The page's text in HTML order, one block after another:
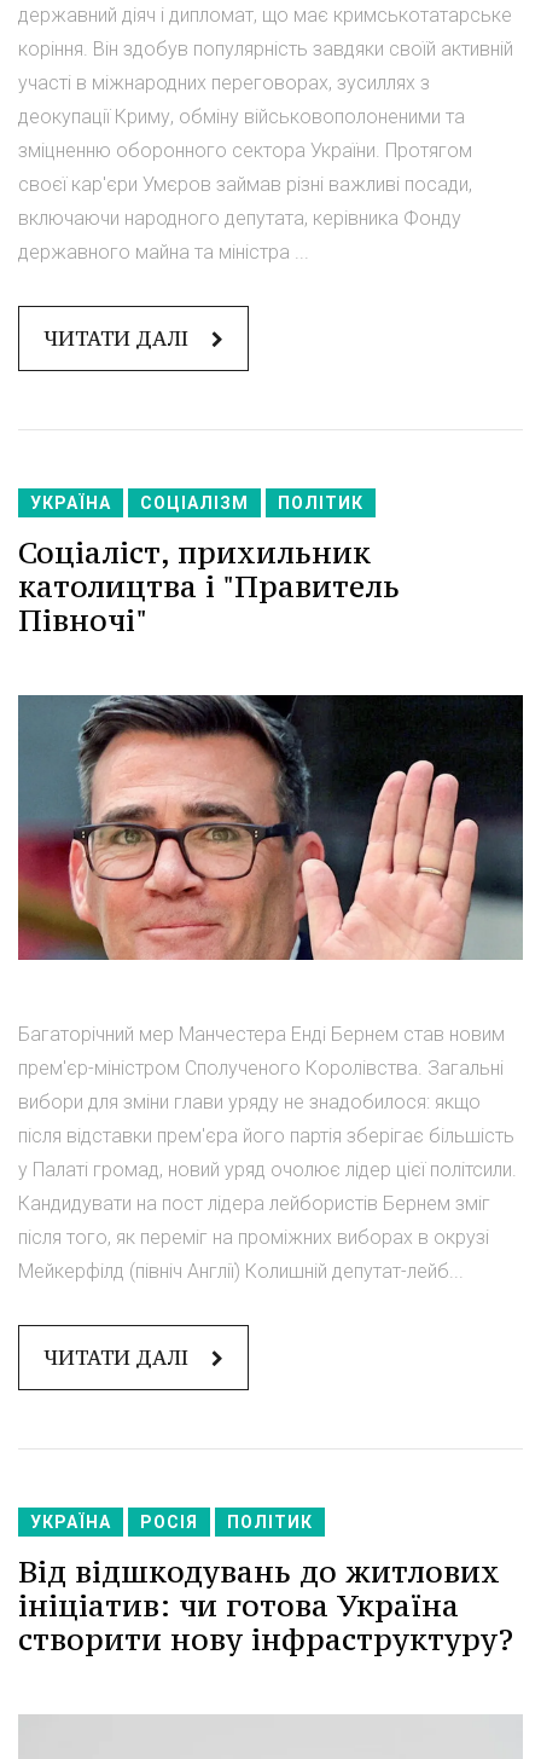
державний діяч і дипломат, що має кримськотатарське
коріння. Він здобув популярність завдяки своїй активній
участі в міжнародних переговорах, зусиллях з
деокупації Криму, обміну військовополоненими та
зміцненню оборонного сектора України. Протягом
своєї кар'єри Умєров займав різні важливі посади,
включаючи народного депутата, керівника Фонду
державного майна та міністра ...
ЧИТАТИ ДАЛІ
УКРАЇНА СОЦІАЛІЗМ ПОЛІТИК
Соціаліст, прихильник
католицтва і "Правитель
Півночі"
Багаторічний мер Манчестера Енді Бернем став новим
прем'єр-міністром Сполученого Королівства. Загальні
вибори для зміни глави уряду не знадобилося: якщо
після відставки прем'єра його партія зберігає більшість
у Палаті громад, новий уряд очолює лідер цієї політсили.
Кандидувати на пост лідера лейбористів Бернем зміг
після того, як переміг на проміжних виборах в окрузі
Мейкерфілд (північ Англії) Колишній депутат-лейб...
ЧИТАТИ ДАЛІ
УКРАЇНА РОСІЯ ПОЛІТИК
Від відшкодувань до житлових
ініціатив: чи готова Україна
створити нову інфраструктуру?